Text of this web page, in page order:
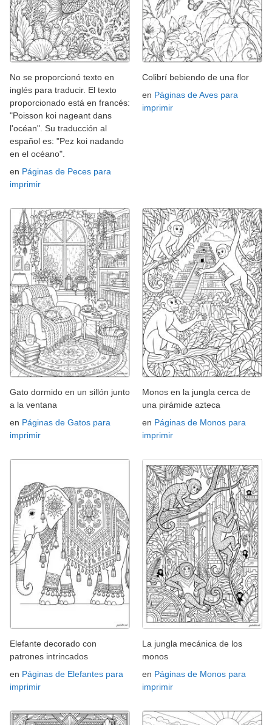
No se proporcionó texto en
inglés para traducir. El texto
proporcionado está en francés:
"Poisson koi nageant dans
l'océan". Su traducción al
español es: "Pez koi nadando
en el océano".
en Páginas de Peces para
imprimir
Colibrí bebiendo de una flor
en Páginas de Aves para
imprimir
Gato dormido en un sillón junto
a la ventana
en Páginas de Gatos para
imprimir
Monos en la jungla cerca de
una pirámide azteca
en Páginas de Monos para
imprimir
Elefante decorado con
patrones intrincados
en Páginas de Elefantes para
imprimir
La jungla mecánica de los
monos
en Páginas de Monos para
imprimir